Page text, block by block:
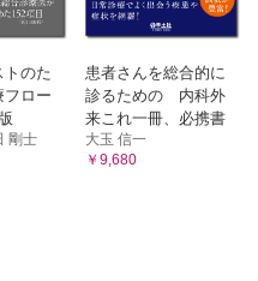
トのた
フロー
剛士
患者さんを総合的に
診るための 内科外
来これ一冊、必携書
大玉 信一
￥9,680